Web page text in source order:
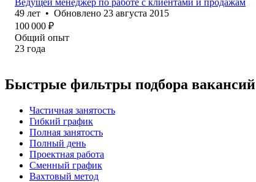
49 лет • Обновлено 23 августа 2015
100 000 ₽
Общий опыт
23 года
Быстрые фильтры подбора вакансий
Частичная занятость
Гибкий график
Полная занятость
Полный день
Проектная работа
Сменный график
Вахтовый метод